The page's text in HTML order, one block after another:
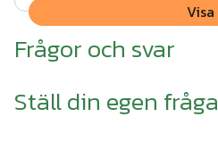
Visa
Frågor och svar
Ställ din egen fråga